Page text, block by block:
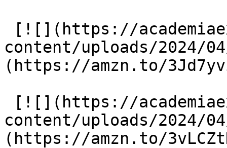
content/uploads/2024/
(https://amzn.to/
content/uploads/2024/
(https://amzn.to/